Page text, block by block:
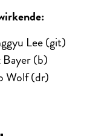
Lee (git)
Bayer (b)
Wolf (dr)